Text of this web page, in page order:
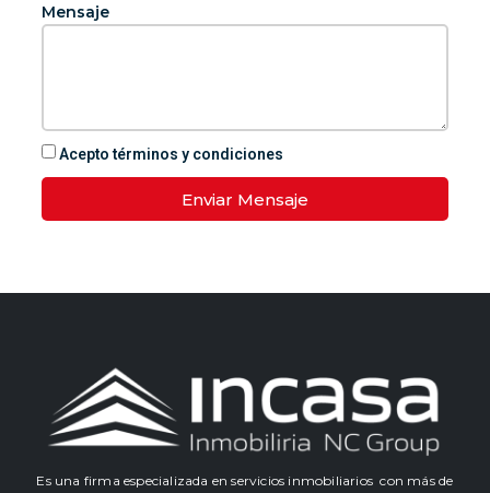
Mensaje
Acepto términos y condiciones
Enviar Mensaje
Es una firma especializada en servicios inmobiliarios con más de